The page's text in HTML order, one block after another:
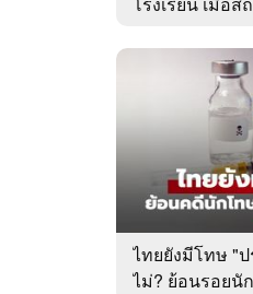
ไทยยังมีโทษ "
ไม่? ย้อนรอยนั